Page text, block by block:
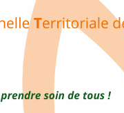
Exporter les lignes
Exporter toutes
Exporter
Menu
>